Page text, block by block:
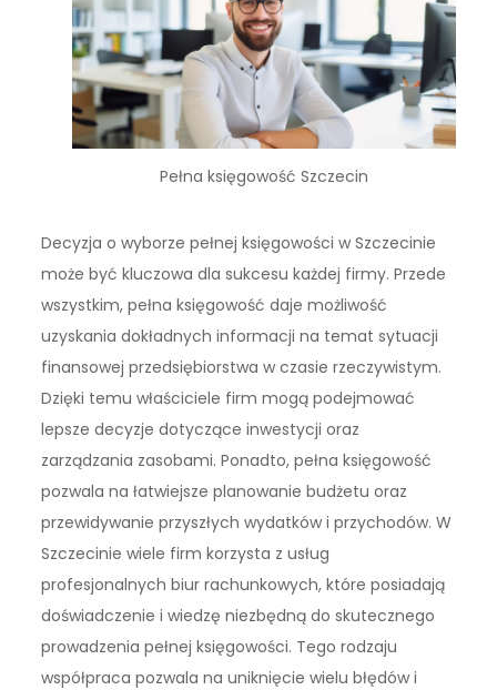
Pełna księgowość Szczecin
Decyzja o wyborze pełnej księgowości w Szczecinie
może być kluczowa dla sukcesu każdej firmy. Przede
wszystkim, pełna księgowość daje możliwość
uzyskania dokładnych informacji na temat sytuacji
finansowej przedsiębiorstwa w czasie rzeczywistym.
Dzięki temu właściciele firm mogą podejmować
lepsze decyzje dotyczące inwestycji oraz
zarządzania zasobami. Ponadto, pełna księgowość
pozwala na łatwiejsze planowanie budżetu oraz
przewidywanie przyszłych wydatków i przychodów. W
Szczecinie wiele firm korzysta z usług
profesjonalnych biur rachunkowych, które posiadają
doświadczenie i wiedzę niezbędną do skutecznego
prowadzenia pełnej księgowości. Tego rodzaju
współpraca pozwala na uniknięcie wielu błędów i